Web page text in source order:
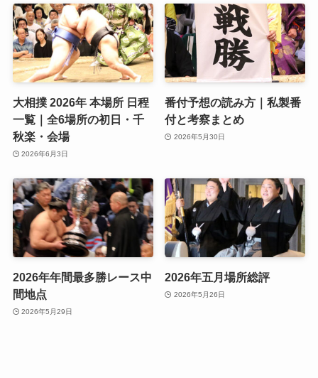
大相撲 2026年 本場所 日程
一覧｜全6場所の初日・千
秋楽・会場
2026年6月3日
番付予想の読み方｜私製番
付と考察まとめ
2026年5月30日
2026年年間最多勝レース中
間地点
2026年5月29日
2026年五月場所総評
2026年5月26日